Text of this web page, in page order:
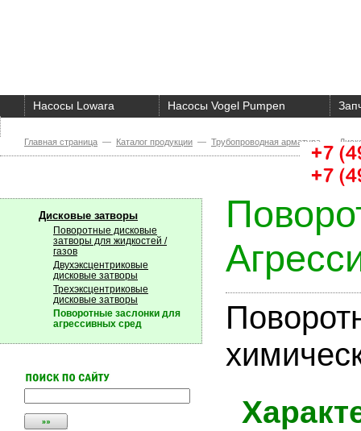
Насосы Lowara Насосы Vogel Pumpen
Главная страница — Каталог продукции — Трубопроводная арматура
Дисковые затворы
Поворотные дисковые
затворы для жидкостей /
газов
Двухэксцентриковые
дисковые затворы
Трехэксцентриковые
дисковые затворы
Поворотные заслонки для
агрессивных сред